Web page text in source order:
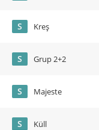
S Kreş
S Grup 2+2
S Majeste
S Küll